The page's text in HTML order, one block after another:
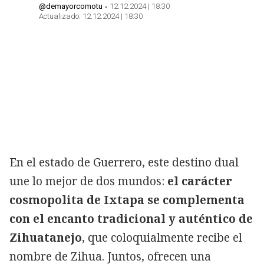
@demayorcomotu
12.12.2024 | 18:30
Actualizado: 12.12.2024 | 18:30
En el estado de Guerrero, este destino dual
une lo mejor de dos mundos: el carácter
cosmopolita de Ixtapa se complementa
con el encanto tradicional y auténtico de
Zihuatanejo, que coloquialmente recibe el
nombre de Zihua. Juntos, ofrecen una